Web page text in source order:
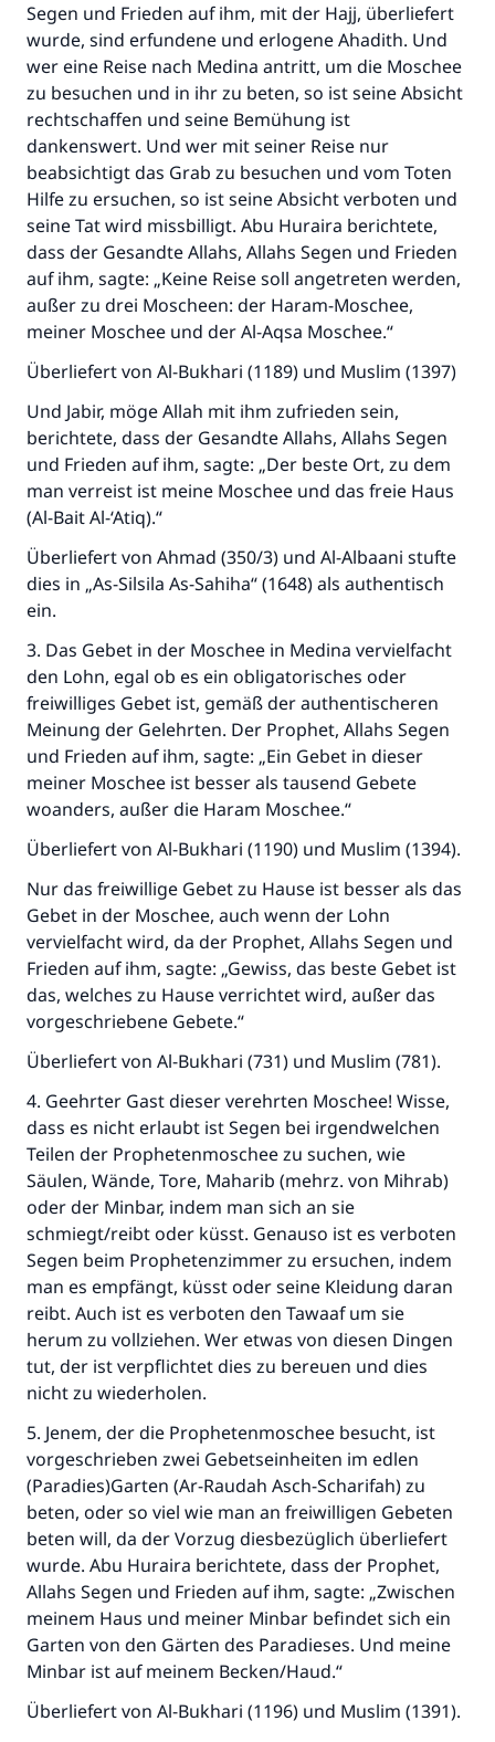
Segen und Frieden auf ihm, mit der Hajj, überliefert
wurde, sind erfundene und erlogene Ahadith. Und
wer eine Reise nach Medina antritt, um die Moschee
zu besuchen und in ihr zu beten, so ist seine Absicht
rechtschaffen und seine Bemühung ist
dankenswert. Und wer mit seiner Reise nur
beabsichtigt das Grab zu besuchen und vom Toten
Hilfe zu ersuchen, so ist seine Absicht verboten und
seine Tat wird missbilligt. Abu Huraira berichtete,
dass der Gesandte Allahs, Allahs Segen und Frieden
auf ihm, sagte: „Keine Reise soll angetreten werden,
außer zu drei Moscheen: der Haram-Moschee,
meiner Moschee und der Al-Aqsa Moschee.“
Überliefert von Al-Bukhari (1189) und Muslim (1397)
Und Jabir, möge Allah mit ihm zufrieden sein,
berichtete, dass der Gesandte Allahs, Allahs Segen
und Frieden auf ihm, sagte: „Der beste Ort, zu dem
man verreist ist meine Moschee und das freie Haus
(Al-Bait Al-‘Atiq).“
Überliefert von Ahmad (350/3) und Al-Albaani stufte
dies in „As-Silsila As-Sahiha“ (1648) als authentisch
ein.
3. Das Gebet in der Moschee in Medina vervielfacht
den Lohn, egal ob es ein obligatorisches oder
freiwilliges Gebet ist, gemäß der authentischeren
Meinung der Gelehrten. Der Prophet, Allahs Segen
und Frieden auf ihm, sagte: „Ein Gebet in dieser
meiner Moschee ist besser als tausend Gebete
woanders, außer die Haram Moschee.“
Überliefert von Al-Bukhari (1190) und Muslim (1394).
Nur das freiwillige Gebet zu Hause ist besser als das
Gebet in der Moschee, auch wenn der Lohn
vervielfacht wird, da der Prophet, Allahs Segen und
Frieden auf ihm, sagte: „Gewiss, das beste Gebet ist
das, welches zu Hause verrichtet wird, außer das
vorgeschriebene Gebete.“
Überliefert von Al-Bukhari (731) und Muslim (781).
4. Geehrter Gast dieser verehrten Moschee! Wisse,
dass es nicht erlaubt ist Segen bei irgendwelchen
Teilen der Prophetenmoschee zu suchen, wie
Säulen, Wände, Tore, Maharib (mehrz. von Mihrab)
oder der Minbar, indem man sich an sie
schmiegt/reibt oder küsst. Genauso ist es verboten
Segen beim Prophetenzimmer zu ersuchen, indem
man es empfängt, küsst oder seine Kleidung daran
reibt. Auch ist es verboten den Tawaaf um sie
herum zu vollziehen. Wer etwas von diesen Dingen
tut, der ist verpflichtet dies zu bereuen und dies
nicht zu wiederholen.
5. Jenem, der die Prophetenmoschee besucht, ist
vorgeschrieben zwei Gebetseinheiten im edlen
(Paradies)Garten (Ar-Raudah Asch-Scharifah) zu
beten, oder so viel wie man an freiwilligen Gebeten
beten will, da der Vorzug diesbezüglich überliefert
wurde. Abu Huraira berichtete, dass der Prophet,
Allahs Segen und Frieden auf ihm, sagte: „Zwischen
meinem Haus und meiner Minbar befindet sich ein
Garten von den Gärten des Paradieses. Und meine
Minbar ist auf meinem Becken/Haud.“
Überliefert von Al-Bukhari (1196) und Muslim (1391).